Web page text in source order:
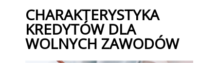
CHARAKTERYSTYKA
KREDYTÓW DLA
WOLNYCH ZAWODÓW